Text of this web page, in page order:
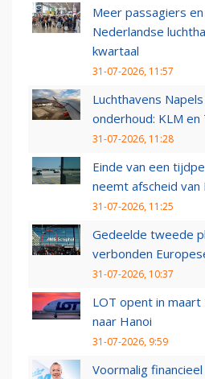
Meer passagiers
Nederlandse
kwartaal
31-07-2026, 11:57
Luchthavens
onderhoud: KLM
31-07-2026, 11:28
Einde van een
neemt afscheid van
31-07-2026, 11:25
Gedeelde tweede
verbonden
31-07-2026, 10:37
LOT opent in
naar Hanoi
31-07-2026, 9:59
Voormalig